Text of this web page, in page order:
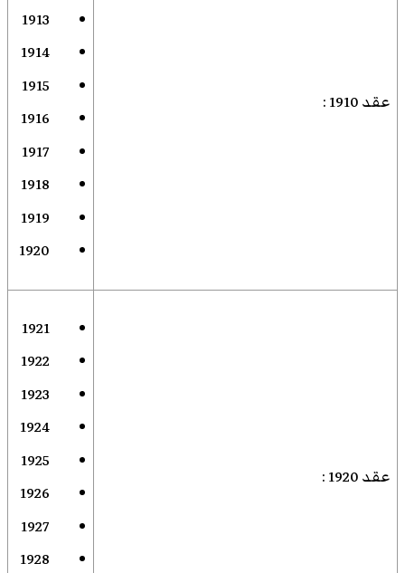
عقد 1910 :
1913
1914
1915
1916
1917
1918
1919
1920
عقد 1920 :
1921
1922
1923
1924
1925
1926
1927
1928